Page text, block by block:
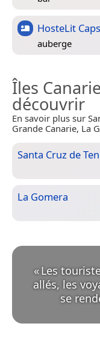
HosteLit
auberge
Îles
découvrir
En savoir plus sur
Grande Canarie, La
Santa Cruz de
La Gomera
«Les
allés, les
se